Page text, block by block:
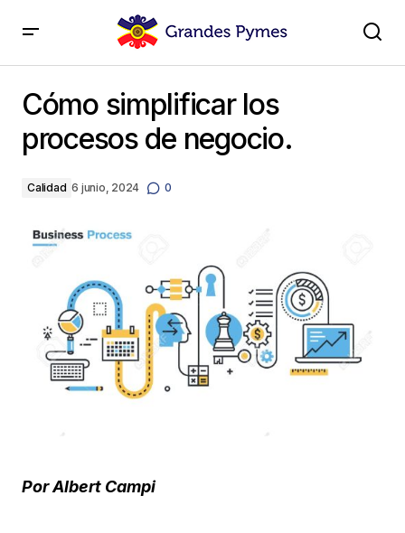
Cómo simplificar los
procesos de negocio.
Calidad 6 junio, 2024 0
Por Albert Campi